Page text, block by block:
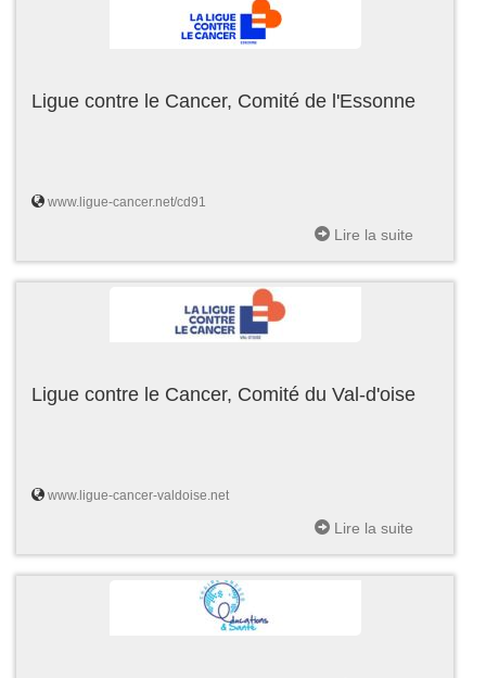
Ligue contre le Cancer, Comité de l'Essonne
www.ligue-cancer.net/cd91
Lire la suite
Ligue contre le Cancer, Comité du Val-d'oise
www.ligue-cancer-valdoise.net
Lire la suite